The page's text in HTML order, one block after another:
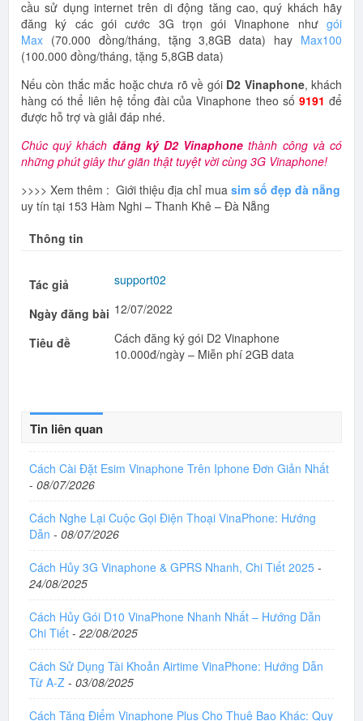
cầu sử dụng internet trên di động tăng cao, quý khách hãy
đăng ký các gói cước 3G trọn gói Vinaphone như gói
Max (70.000 đồng/tháng, tặng 3,8GB data) hay Max100
(100.000 đồng/tháng, tặng 5,8GB data)
Nếu còn thắc mắc hoặc chưa rõ về góiD2 Vinaphone, khách
hàng có thể liên hệ tổng đài của Vinaphone theo số 9191 để
được hỗ trợ và giải đáp nhé.
Chúc quý khách đăng ký D2 Vinaphone thành công và có
những phút giây thư giãn thật tuyệt vời cùng 3G Vinaphone!
>>>> Xem thêm : Giới thiệu địa chỉ mua sim số đẹp đà nẵng
uy tín tại 153 Hàm Nghi – Thanh Khê – Đà Nẵng
Thông tin
Tác giả support02
Ngày đăng bài 12/07/2022
Tiêu đề
Cách đăng ký gói D2 Vinaphone
10.000đ/ngày – Miễn phí 2GB data
Tin liên quan
Cách Cài Đặt Esim Vinaphone Trên Iphone Đơn Giản Nhất
- 08/07/2026
Cách Nghe Lại Cuộc Gọi Điện Thoại VinaPhone: Hướng
Dẫn - 08/07/2026
Cách Hủy 3G Vinaphone & GPRS Nhanh, Chi Tiết 2025 -
24/08/2025
Cách Hủy Gói D10 VinaPhone Nhanh Nhất – Hướng Dẫn
Chi Tiết - 22/08/2025
Cách Sử Dụng Tài Khoản Airtime VinaPhone: Hướng Dẫn
Từ A-Z - 03/08/2025
Cách Tặng Điểm Vinaphone Plus Cho Thuê Bao Khác: Quy